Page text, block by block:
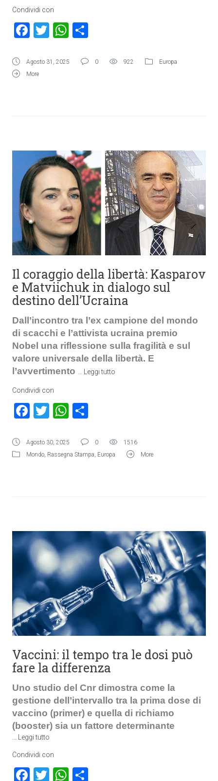
Condividi con
Facebook
TwitterWhatsApp
Agosto 31, 2025 0 922
Europa
More
Il coraggio della libertà: Kasparov
e Matviichuk in dialogo sul
destino dell’Ucraina
Dall’incontro tra l’ex campione del mondo
di scacchi e l’attivista ucraina premio
Nobel una riflessione sulla fragilità e sul
valore universale della libertà. E
l’avvertimento
Leggi tutto
Condividi con
Facebook
TwitterWhatsApp
Agosto 30, 2025 0
1516
Mondo, Rassegna Stampa, Europa More
Vaccini: il tempo tra le dosi può
fare la differenza
Uno studio del Cnr dimostra come la
gestione dell’intervallo tra la prima dose di
vaccino (primer) e quella di richiamo
(booster) sia un fattore determinante
Leggi tutto
Condividi con
Facebook
TwitterWhatsApp